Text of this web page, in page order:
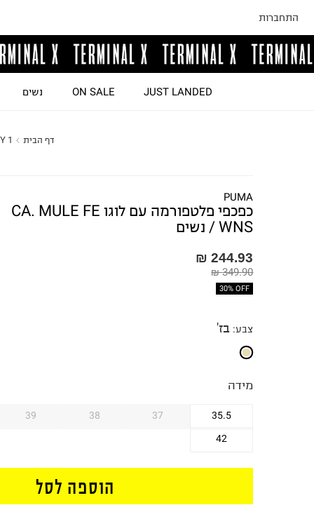
התחברות
JUST LANDED
ON SALE נשים
דף הבית 1
PUMA
כפכפי פלטפורמה עם לוגו CA. MULE FE
WNS / נשים
244.93 ₪
349.90 ₪
30% OFF
צבע: בז'
מידה
35.5
37
38
39
42
הוספה לסל